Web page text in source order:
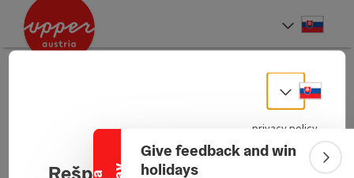
Accesskey
Accesskey
Collapse banner
Give feedback and win
holidays
Sorry, the page you’re
looking for doesn’t
exist (any more).
Select
privacy policy